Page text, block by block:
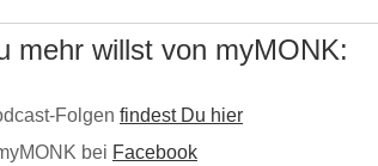
mehr willst von myMONK:
Folgen findest Du hier
bei Facebook